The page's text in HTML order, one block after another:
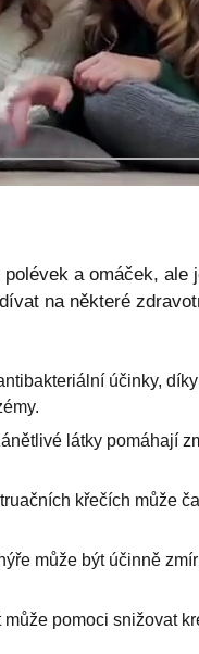
a omáček,
na některé
účinky,
látky pomáhají
křečích může
může být účinně
může pomoci snižovat